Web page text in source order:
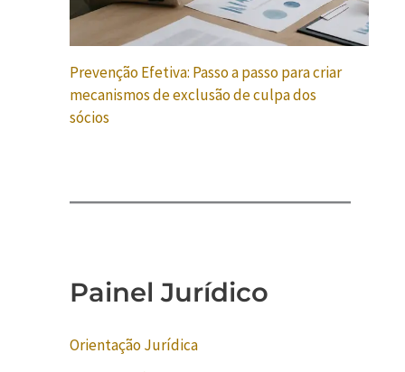
Prevenção Efetiva: Passo a passo para criar
mecanismos de exclusão de culpa dos
sócios
Painel Jurídico
Orientação Jurídica